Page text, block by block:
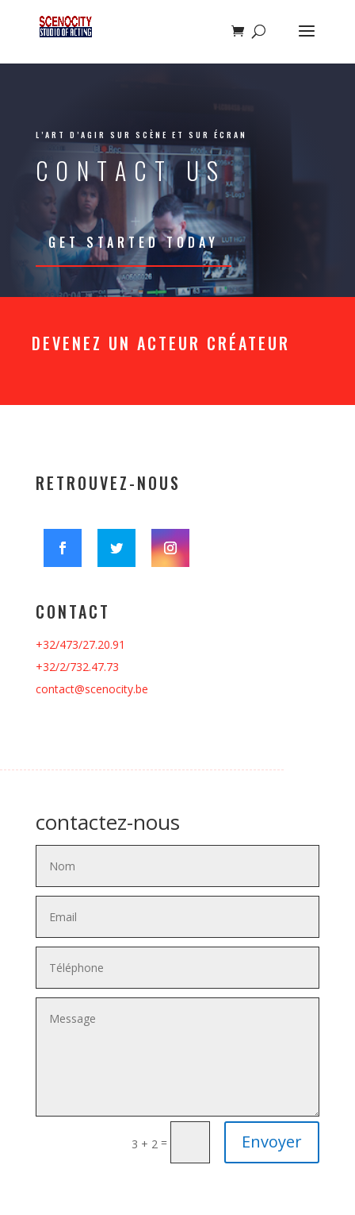
L’ART D’AGIR SUR SCÈNE ET SUR ÉCRAN
CONTACT US
GET STARTED TODAY
DEVENEZ UN ACTEUR CRÉATEUR
RETROUVEZ-NOUS
CONTACT
+32/473/27.20.91
+32/2/732.47.73
contact@scenocity.be
contactez-nous
3 + 2 = Envoyer